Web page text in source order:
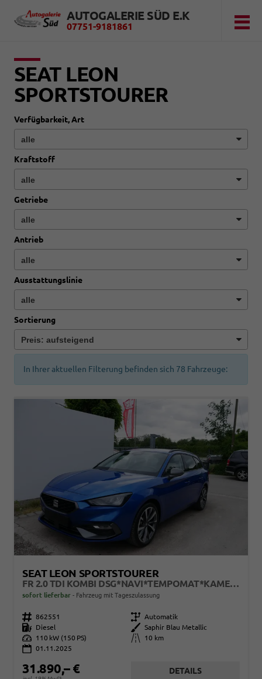
AUTOGALERIE SÜD E.K
07751-9181861
SEAT LEON
SPORTSTOURER
Verfügbarkeit, Art
Kraftstoff
Getriebe
Antrieb
Ausstattungslinie
Sortierung
In Ihrer aktuellen Filterung befinden sich 78 Fahrzeuge:
SEAT LEON SPORTSTOURER
FR 2.0 TDI KOMBI DSG*NAVI*TEMPOMAT*KAMERA*KEYLESS-GO*VIRTUAL COCKPIT*
sofort lieferbar Fahrzeug mit Tageszulassung
Fahrzeugnr. 862551 Getriebe Automatik
Kraftstoff
Diesel Außenfarbe
Saphir Blau Metallic
Leistung
110 kW (150 PS) Kilometerstand
10 km
01.11.2025
31.890,– € DETAILS